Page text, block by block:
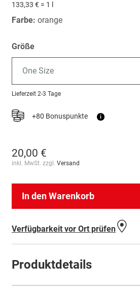
springen
133,33 € = 1 l
Farbe: orange
Größe
One Size
Lieferzeit 2-3 Tage
+80 Bonuspunkte i
20,00 €
inkl. MwSt. zzgl. Versand
In den Warenkorb
Verfügbarkeit vor Ort prüfen
Produktdetails